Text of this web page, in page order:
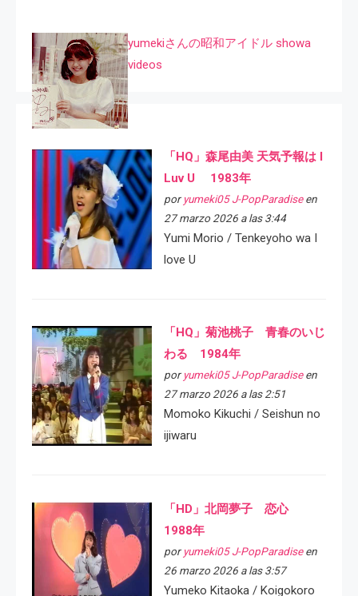
yumekiさんの昭和アイドル showa
videos
「HQ」森尾由美 天気予報は I
Luv U 1983年
por yumeki05 J-PopParadiseen
27 marzo 2026 a las 3:44
Yumi Morio / Tenkeyoho wa I
love U
「HQ」菊池桃子 青春のいじ
わる 1984年
por yumeki05 J-PopParadiseen
27 marzo 2026 a las 2:51
Momoko Kikuchi / Seishun no
ijiwaru
「HD」北岡夢子 恋心
1988年
por yumeki05 J-PopParadiseen
26 marzo 2026 a las 3:57
Yumeko Kitaoka / Koigokoro